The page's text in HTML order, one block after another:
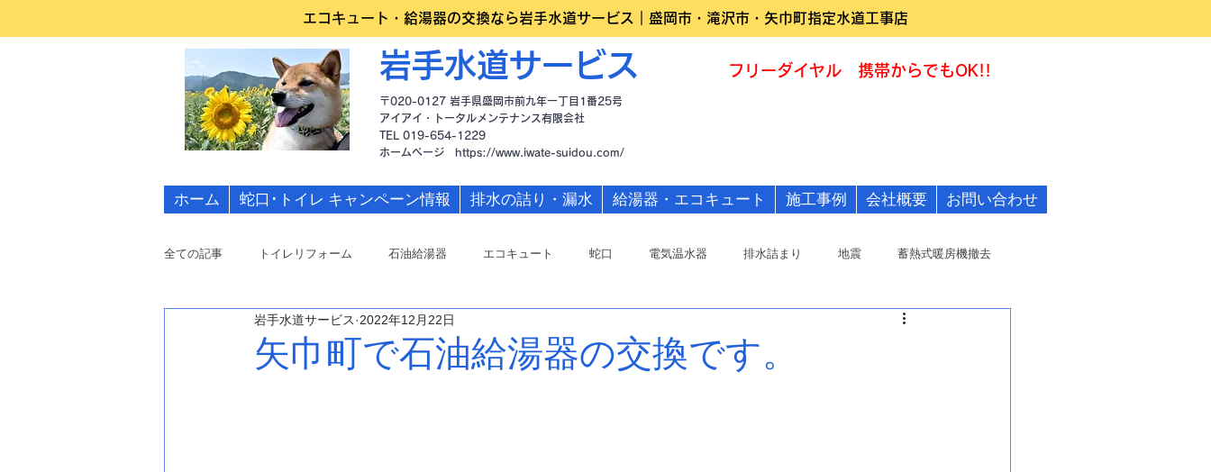
エコキュート・給湯器の交換なら岩手水道サービス｜盛岡市・滝沢市・矢巾町指定水道工事店
岩手水道サービス
〒020-0127 岩手県盛岡市前九年一丁目1番25号
アイアイ・トータルメンテナンス有限会社
TEL 019-654-1229
​ホームページ https://www.iwate-suidou.com/
フリーダイヤル 携帯からでもOK!!
ホーム 蛇口･トイレ キャンペーン情報 排水の詰り・漏水 給湯器・エコキュート 施工事例 会社概要 お問い合わせ
全ての記事 トイレリフォーム 石油給湯器 エコキュート 蛇口 電気温水器 排水詰まり 地震 蓄熱式暖房機撤去
矢巾町で石油給湯器の交換です。
岩手水道サービス 2022年12月22日